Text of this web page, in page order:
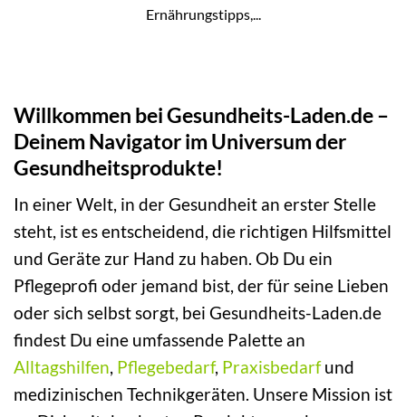
Ernährungstipps,...
Willkommen bei Gesundheits-Laden.de –
Deinem Navigator im Universum der
Gesundheitsprodukte!
In einer Welt, in der Gesundheit an erster Stelle
steht, ist es entscheidend, die richtigen Hilfsmittel
und Geräte zur Hand zu haben. Ob Du ein
Pflegeprofi oder jemand bist, der für seine Lieben
oder sich selbst sorgt, bei Gesundheits-Laden.de
findest Du eine umfassende Palette an
Alltagshilfen, Pflegebedarf, Praxisbedarfund
medizinischen Technikgeräten. Unsere Mission ist